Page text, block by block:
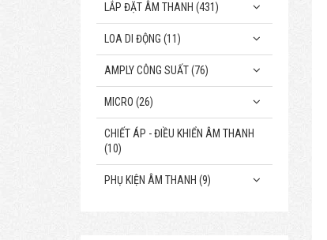
LẮP ĐẶT ÂM THANH (431)
LOA DI ĐỘNG (11)
AMPLY CÔNG SUẤT (76)
MICRO (26)
CHIẾT ÁP - ĐIỀU KHIỂN ÂM THANH
(10)
PHỤ KIỆN ÂM THANH (9)